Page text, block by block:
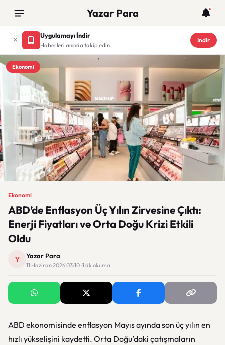
Yazar Para
Uygulamayı İndir
Haberleri anında takip edin
İndir
Ekonomi
Ekonomi
ABD’de Enflasyon Üç Yılın Zirvesine Çıktı:
Enerji Fiyatları ve Orta Doğu Krizi Etkili
Oldu
Y Yazar Para
11 Haziran 2026 03:10 · 1 dk okuma
ABD ekonomisinde enflasyon Mayıs ayında son üç yılın en
hızlı yükselişini kaydetti. Orta Doğu’daki çatışmaların